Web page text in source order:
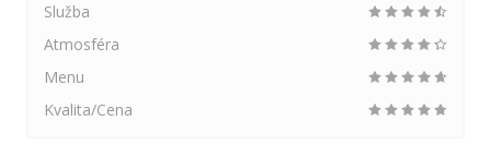
Služba
Atmosféra
Menu
Kvalita/Cena